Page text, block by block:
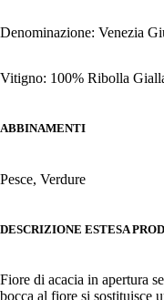
Denominazione: Venezia
Vitigno: 100% Ribolla
ABBINAMENTI
Pesce, Verdure
DESCRIZIONE ESTESA
Fiore di acacia in apertura
bocca al fiore si sostituisce